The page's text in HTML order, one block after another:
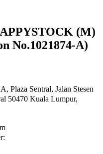
(M)
No.1021874-A)
Plaza Sentral, Jalan Stesen
50470 Kuala Lumpur,